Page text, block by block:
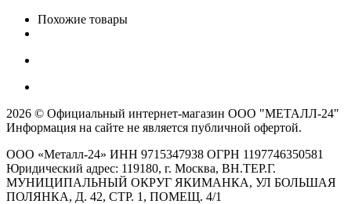
Похожие товары
2026 © Официальный интернет-магазин ООО "МЕТАЛЛ-24"
Информация на сайте не является публичной офертой.
ООО «Металл-24» ИНН 9715347938 ОГРН 1197746350581
Юридический адрес: 119180, г. Москва, ВН.ТЕР.Г.
МУНИЦИПАЛЬНЫЙ ОКРУГ ЯКИМАНКА, УЛ БОЛЬШАЯ
ПОЛЯНКА, Д. 42, СТР. 1, ПОМЕЩ. 4/1